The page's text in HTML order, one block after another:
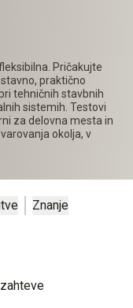
Pričakujte
praktično
tehničnih stavbnih
sistemih. Testovi
za delovna mesta in
okolja, v
Znanje